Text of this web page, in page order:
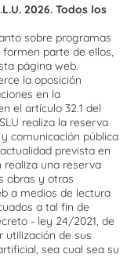
2026. Todos los
sobre programas
parte de ellos,
página web.
la oposición
en la
el artículo 32.1 del
realiza la reserva
comunicación pública
prevista en
realiza una reserva
obras y otras
a medios de lectura
a tal fin de
- ley 24/2021, de
utilización de sus
sea cual sea su